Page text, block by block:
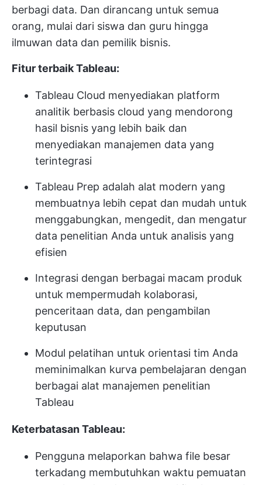
berbagi data. Dan dirancang untuk semua
orang, mulai dari siswa dan guru hingga
ilmuwan data dan pemilik bisnis.
Fitur terbaik Tableau:
Tableau Cloud menyediakan platform
analitik berbasis cloud yang mendorong
hasil bisnis yang lebih baik dan
menyediakan manajemen data yang
terintegrasi
Tableau Prep adalah alat modern yang
membuatnya lebih cepat dan mudah untuk
menggabungkan, mengedit, dan mengatur
data penelitian Anda untuk analisis yang
efisien
Integrasi dengan berbagai macam produk
untuk mempermudah kolaborasi,
penceritaan data, dan pengambilan
keputusan
Modul pelatihan untuk orientasi tim Anda
meminimalkan kurva pembelajaran dengan
berbagai alat manajemen penelitian
Tableau
Keterbatasan Tableau:
Pengguna melaporkan bahwa file besar
terkadang membutuhkan waktu pemuatan